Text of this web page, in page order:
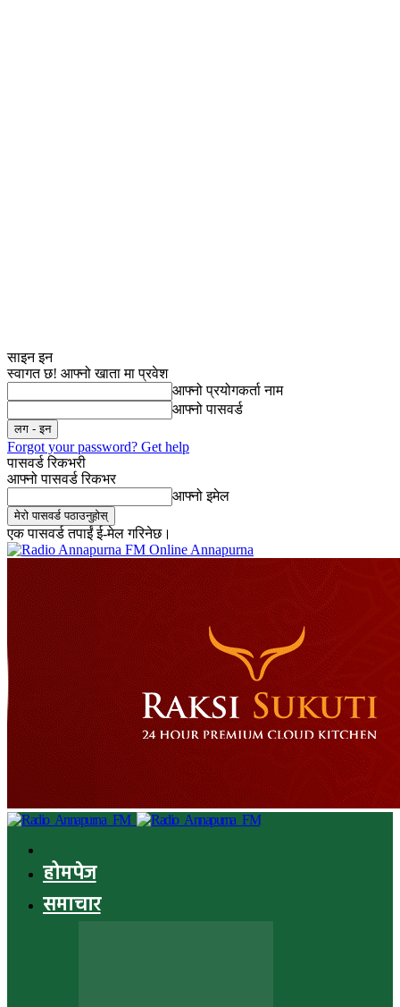
साइन इन
स्वागत छ! आफ्नो खाता मा प्रवेश
आफ्नो प्रयोगकर्ता नाम
आफ्नो पासवर्ड
Forgot your password? Get help
पासवर्ड रिकभरी
आफ्नो पासवर्ड रिकभर
आफ्नो इमेल
एक पासवर्ड तपाईं ई-मेल गरिनेछ।
Online Annapurna
होमपेज
समाचार